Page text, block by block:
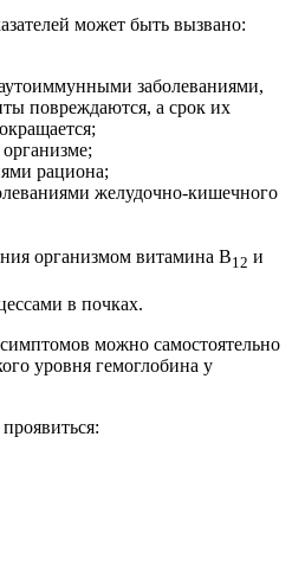
может быть вызвано:
заболеваниями,
повреждаются, а срок их
рациона;
желудочно-кишечного
организмом витамина B12 и
в почках.
можно самостоятельно
уровня гемоглобина у